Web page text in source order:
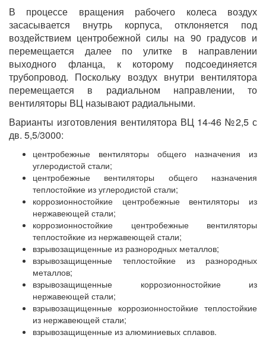
В процессе вращения рабочего колеса воздух
засасывается внутрь корпуса, отклоняется под
воздействием центробежной силы на 90 градусов и
перемещается далее по улитке в направлении
выходного фланца, к которому подсоединяется
трубопровод. Поскольку воздух внутри вентилятора
перемещается в радиальном направлении, то
вентиляторы ВЦ называют радиальными.
Варианты изготовления вентилятора ВЦ 14-46 №2,5 с
дв. 5,5/3000:
центробежные вентиляторы общего назначения из
углеродистой стали;
центробежные вентиляторы общего назначения
теплостойкие из углеродистой стали;
коррозионностойкие центробежные вентиляторы из
нержавеющей стали;
коррозионностойкие центробежные вентиляторы
теплостойкие из нержавеющей стали;
взрывозащищенные из разнородных металлов;
взрывозащищенные теплостойкие из разнородных
металлов;
взрывозащищенные коррозионностойкие из
нержавеющей стали;
взрывозащищенные коррозионностойкие теплостойкие
из нержавеющей стали;
взрывозащищенные из алюминиевых сплавов.